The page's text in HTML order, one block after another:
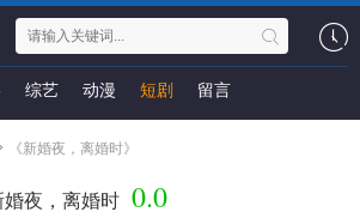
综艺 动漫 短剧 留言
《新婚夜，离婚时》
婚夜，离婚时 0.0